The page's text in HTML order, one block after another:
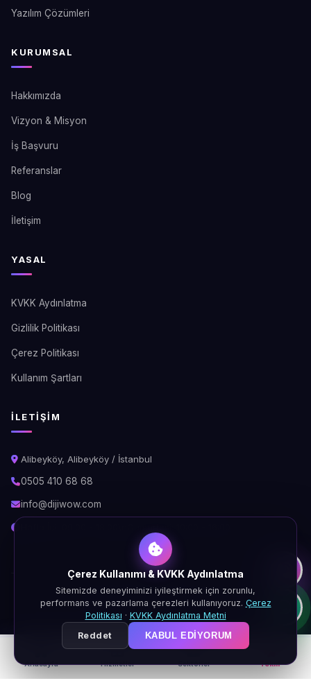
Anasayfa Hizmetler Sektörler Teklif
Yazılım Çözümleri
KURUMSAL
Hakkımızda
Vizyon & Misyon
İş Başvuru
Referanslar
Blog
İletişim
YASAL
KVKK Aydınlatma
Gizlilik Politikası
Çerez Politikası
Kullanım Şartları
İLETIŞIM
Alibeyköy, Alibeyköy / İstanbul
0505 410 68 68
info@dijiwow.com
© 2026 DijiWOW. Tüm hakları saklıdır.
KVKK
GizlilikÇerez Şartlar
Çerez Kullanımı & KVKK Aydınlatma
Sitemizde deneyiminizi iyileştirmek için zorunlu,
performans ve pazarlama çerezleri kullanıyoruz. Çerez
Politikası · KVKK Aydınlatma Metni
Reddet
KABUL EDIYORUM